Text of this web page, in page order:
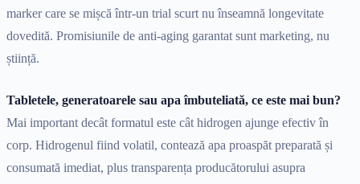
marker care se mișcă într-un trial scurt nu înseamnă longevitate
dovedită. Promisiunile de anti-aging garantat sunt marketing, nu
știință.
Tabletele, generatoarele sau apa îmbuteliată, ce este mai bun?
Mai important decât formatul este cât hidrogen ajunge efectiv în
corp. Hidrogenul fiind volatil, contează apa proaspăt preparată și
consumată imediat, plus transparența producătorului asupra